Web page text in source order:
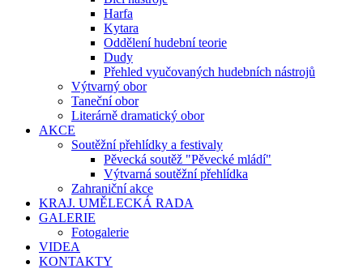
Harfa
Kytara
Oddělení hudební teorie
Dudy
Přehled vyučovaných hudebních nástrojů
Výtvarný obor
Taneční obor
Literárně dramatický obor
AKCE
Soutěžní přehlídky a festivaly
Pěvecká soutěž "Pěvecké mládí"
Výtvarná soutěžní přehlídka
Zahraniční akce
KRAJ. UMĚLECKÁ RADA
GALERIE
Fotogalerie
VIDEA
KONTAKTY